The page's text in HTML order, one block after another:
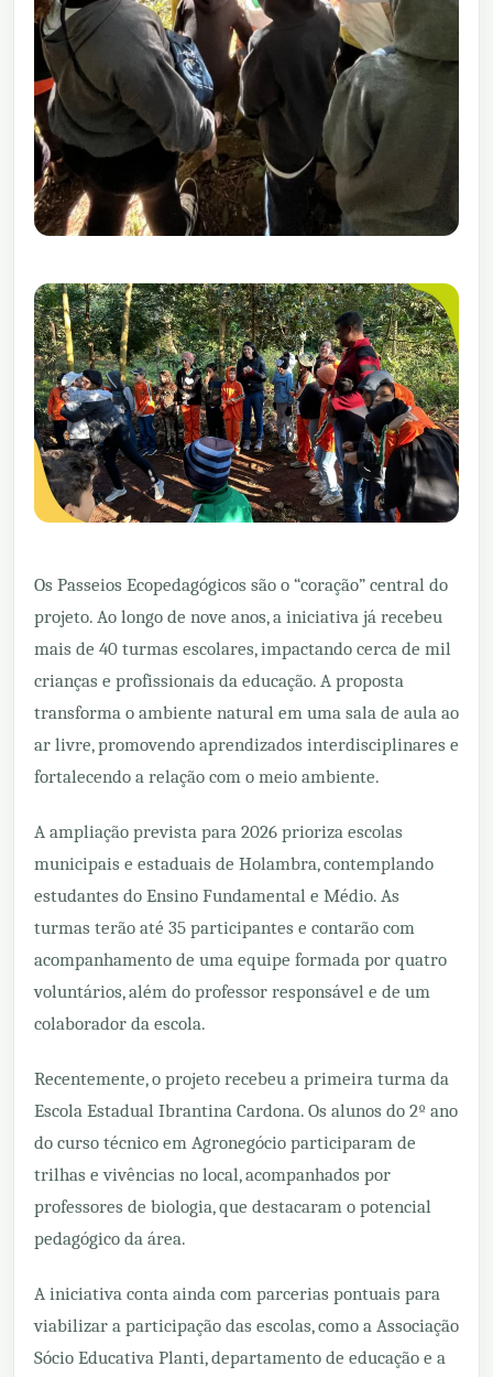
Os Passeios Ecopedagógicos são o “coração” central do
projeto. Ao longo de nove anos, a iniciativa já recebeu
mais de 40 turmas escolares, impactando cerca de mil
crianças e profissionais da educação. A proposta
transforma o ambiente natural em uma sala de aula ao
ar livre, promovendo aprendizados interdisciplinares e
fortalecendo a relação com o meio ambiente.
A ampliação prevista para 2026 prioriza escolas
municipais e estaduais de Holambra, contemplando
estudantes do Ensino Fundamental e Médio. As
turmas terão até 35 participantes e contarão com
acompanhamento de uma equipe formada por quatro
voluntários, além do professor responsável e de um
colaborador da escola.
Recentemente, o projeto recebeu a primeira turma da
Escola Estadual Ibrantina Cardona. Os alunos do 2º ano
do curso técnico em Agronegócio participaram de
trilhas e vivências no local, acompanhados por
professores de biologia, que destacaram o potencial
pedagógico da área.
A iniciativa conta ainda com parcerias pontuais para
viabilizar a participação das escolas, como a Associação
Sócio Educativa Planti, departamento de educação e a